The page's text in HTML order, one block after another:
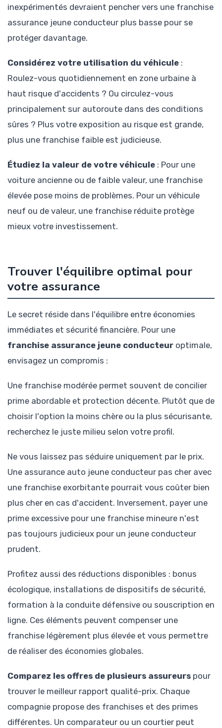
inexpérimentés devraient pencher vers une franchise
assurance jeune conducteur plus basse pour se
protéger davantage.
Considérez votre utilisation du véhicule :
Roulez-vous quotidiennement en zone urbaine à
haut risque d'accidents ? Ou circulez-vous
principalement sur autoroute dans des conditions
sûres ? Plus votre exposition au risque est grande,
plus une franchise faible est judicieuse.
Étudiez la valeur de votre véhicule : Pour une
voiture ancienne ou de faible valeur, une franchise
élevée pose moins de problèmes. Pour un véhicule
neuf ou de valeur, une franchise réduite protège
mieux votre investissement.
Trouver l'équilibre optimal pour
votre assurance
Le secret réside dans l'équilibre entre économies
immédiates et sécurité financière. Pour une
franchise assurance jeune conducteur optimale,
envisagez un compromis :
Une franchise modérée permet souvent de concilier
prime abordable et protection décente. Plutôt que de
choisir l'option la moins chère ou la plus sécurisante,
recherchez le juste milieu selon votre profil.
Ne vous laissez pas séduire uniquement par le prix.
Une assurance auto jeune conducteur pas cher avec
une franchise exorbitante pourrait vous coûter bien
plus cher en cas d'accident. Inversement, payer une
prime excessive pour une franchise mineure n'est
pas toujours judicieux pour un jeune conducteur
prudent.
Profitez aussi des réductions disponibles : bonus
écologique, installations de dispositifs de sécurité,
formation à la conduite défensive ou souscription en
ligne. Ces éléments peuvent compenser une
franchise légèrement plus élevée et vous permettre
de réaliser des économies globales.
Comparez les offres de plusieurs assureurs pour
trouver le meilleur rapport qualité-prix. Chaque
compagnie propose des franchises et des primes
différentes. Un comparateur ou un courtier peut